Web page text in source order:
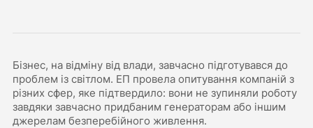
Бізнес, на відміну від влади, завчасно підготувався до
проблем із світлом. ЕП провела опитування компаній з
різних сфер, яке підтвердило: вони не зупиняли роботу
завдяки завчасно придбаним генераторам або іншим
джерелам безперебійного живлення.